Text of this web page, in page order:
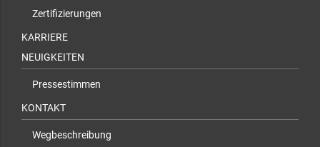
Zertifizierungen
KARRIERE
NEUIGKEITEN
Pressestimmen
KONTAKT
Wegbeschreibung